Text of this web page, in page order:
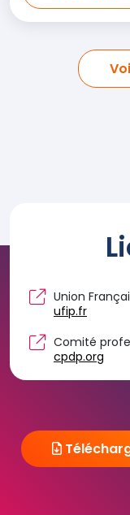
Union
ufip.fr
Comité
cpdp.org